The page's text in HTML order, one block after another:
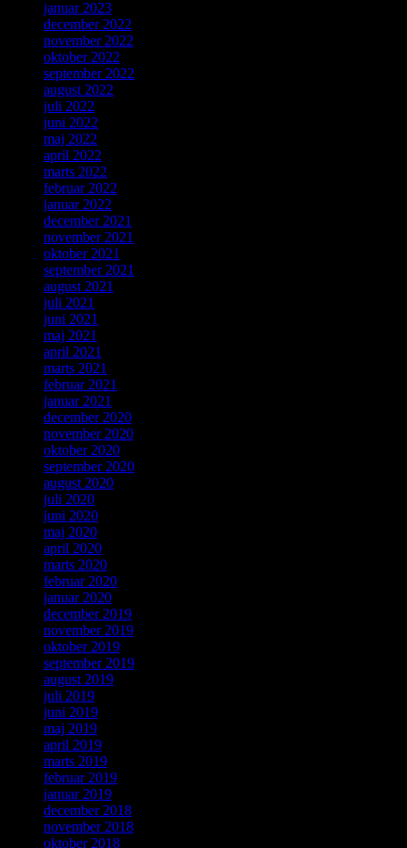
januar 2023
december 2022
november 2022
oktober 2022
september 2022
august 2022
juli 2022
juni 2022
maj 2022
april 2022
marts 2022
februar 2022
januar 2022
december 2021
november 2021
oktober 2021
september 2021
august 2021
juli 2021
juni 2021
maj 2021
april 2021
marts 2021
februar 2021
januar 2021
december 2020
november 2020
oktober 2020
september 2020
august 2020
juli 2020
juni 2020
maj 2020
april 2020
marts 2020
februar 2020
januar 2020
december 2019
november 2019
oktober 2019
september 2019
august 2019
juli 2019
juni 2019
maj 2019
april 2019
marts 2019
februar 2019
januar 2019
december 2018
november 2018
oktober 2018